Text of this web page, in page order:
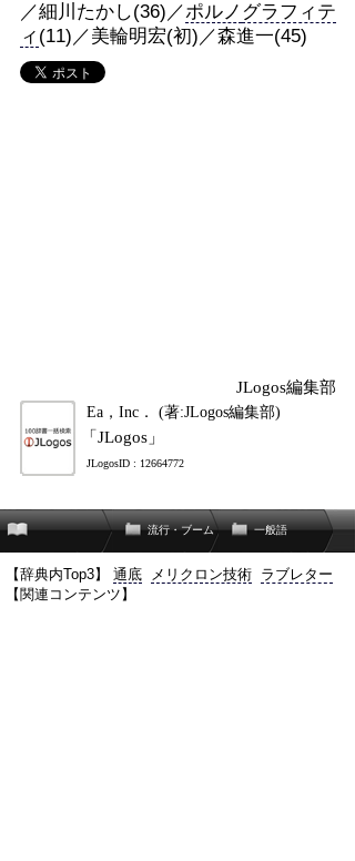
／細川たかし(36)／ポルノ グラフィテ
ィ (11)／美輪明宏(初)／森進一(45)
JLogos編集部
Ea，Inc． (著:JLogos編集部)
「JLogos」
JLogosID : 12664772
流行・ブーム 一般語
【辞典内Top3】 通底 メリクロン技術 ラブレター
【関連コンテンツ】